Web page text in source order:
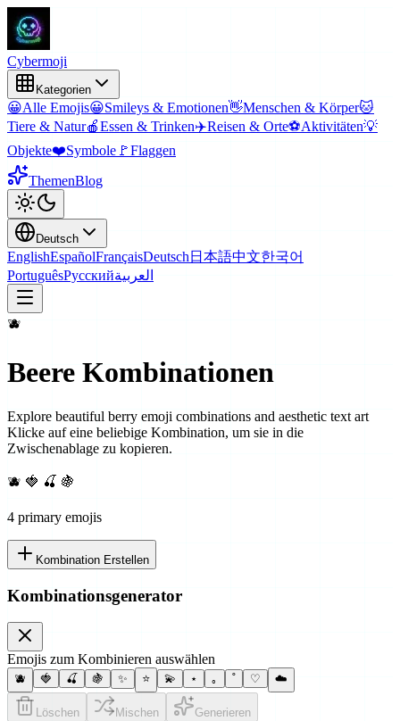
Cybermoji
Kategorien
😀Alle Emojis😀Smileys & Emotionen👋Menschen & Körper🐱
Tiere & Natur🍎Essen & Trinken✈️Reisen & Orte⚽Aktivitäten💡
Objekte❤️Symbole 🚩Flaggen
ThemenBlog
Deutsch
EnglishEspañolFrançaisDeutsch 日本語中文한국어
PortuguêsРусскийالعربية
🫐
Beere Kombinationen
Explore beautiful berry emoji combinations and aesthetic text art
Klicke auf eine beliebige Kombination, um sie in die
Zwischenablage zu kopieren.
🫐 🍓 🍒 🍇
4 primary emojis
Kombination Erstellen
Kombinationsgenerator
Emojis zum Kombinieren auswählen
🫐 🍓 🍒 🍇 ✨ ⭐ 💫 ⋆ ｡ ˚ ♡ ☁️
Löschen Mischen Generieren